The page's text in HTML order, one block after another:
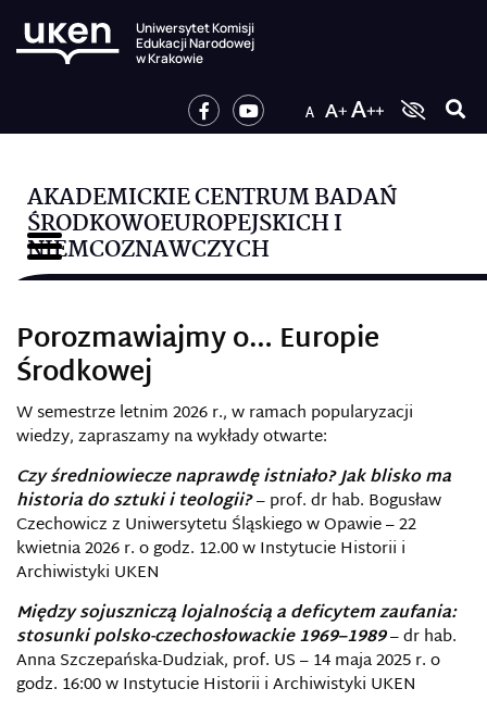
Uniwersytet Komisji
Edukacji Narodowej
w Krakowie
AKADEMICKIE CENTRUM BADAŃ
ŚRODKOWOEUROPEJSKICH I
NIEMCOZNAWCZYCH
Porozmawiajmy o… Europie
Środkowej
W semestrze letnim 2026 r., w ramach popularyzacji
wiedzy, zapraszamy na wykłady otwarte:
Czy średniowiecze naprawdę istniało? Jak blisko ma
historia do sztuki i teologii?– prof. dr hab. Bogusław
Czechowicz z Uniwersytetu Śląskiego w Opawie – 22
kwietnia 2026 r. o godz. 12.00 w Instytucie Historii i
Archiwistyki UKEN
Między sojuszniczą lojalnością a deficytem zaufania:
stosunki polsko-czechosłowackie 1969–1989– dr hab.
Anna Szczepańska-Dudziak, prof. US – 14 maja 2025 r. o
godz. 16:00 w Instytucie Historii i Archiwistyki UKEN